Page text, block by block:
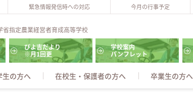
緊急情報発信時への対応 今月の行事予定
省指定農業経営者育成高等学校
ぴよ吉だより
※月1回更
学校案内
パンフレット
生の方へ 在校生・保護者の方へ 卒業生の方へ